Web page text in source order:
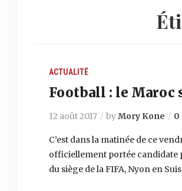
ACTUALITÉ
Football : le Maroc
12 août 2017 byMory Kone 0
C’est dans la matinée de ce
officiellement portée candidate
du siège de la FIFA, Nyon en